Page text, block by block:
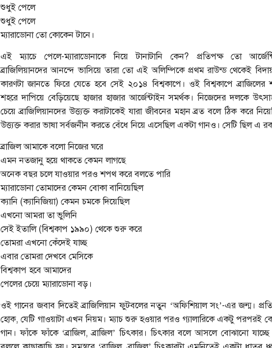
শুধুই পেলে
শুধুই পেলে
ম্যারাডোনা তো কোকেন টানে।
এই ম্যাচে পেলে-ম্যারাডোনাকে নিয়ে টানাটানি কেন? প্রতিপক্ষ তো
ব্রাজিলিয়ানদের আনন্দে ভাসিয়ে তারা তো এই অলিম্পিকে প্রথম রাউন্ড থেকেই
কারণটা জানতে ফিরে যেতে হবে সেই ২০১৪ বিশ্বকাপে। ওই বিশ্বকাপে ব্রাজিলের
শহরে দাপিয়ে বেড়িয়েছে হাজার হাজার আর্জেন্টাইন সমর্থক। নিজেদের দলকে
চেয়ে ব্রাজিলিয়ানদের উত্ত্যক্ত করাটাকেই যারা জীবনের মহান ব্রত বলে ঠিক করে
উত্ত্যক্ত করার ভাষা সর্বজনীন করতে বেঁধে নিয়ে এসেছিল একটা গানও। সেটি ছিল এ
ব্রাজিল আমাকে বলো নিজের ঘরে
এমন নতজানু হয়ে থাকতে কেমন লাগছে
অনেক বছর চলে যাওয়ার পরও শপথ করে বলতে পারি
ম্যারাডোনা তোমাদের কেমন বোকা বানিয়েছিল
ক্যানি (ক্যানিজিয়া) কেমন চমকে দিয়েছিল
এখনো আমরা তা ভুলিনি
সেই ইতালি (বিশ্বকাপ ১৯৯০) থেকে শুরু করে
তোমরা এখনো কেঁদেই যাচ্ছ
এবার তোমরা দেখবে মেসিকে
বিশ্বকাপ হবে আমাদের
পেলের চেয়ে ম্যারাডোনা বড়।
ওই গানের জবাব দিতেই ব্রাজিলিয়ান ফুটবলের নতুন ‘অফিশিয়াল সং’-এর জন্ম।
হোক, যেটি গাওয়াটা এখন নিয়ম। ম্যাচ শুরু হওয়ার পরও গ্যালারিকে একটু পরপরই
গান। ফাঁকে ফাঁকে ‘ব্রাজিল, ব্রাজিল’ চিৎকার। চিৎকার বলে আসলে বোঝানো